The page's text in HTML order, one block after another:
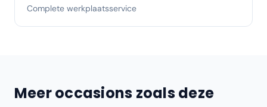
Complete werkplaatsservice
Meer occasions zoals deze